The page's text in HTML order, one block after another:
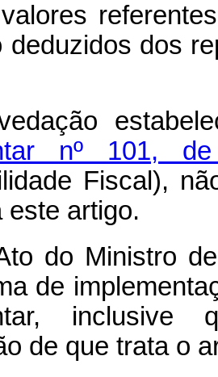
deduzidos dos
nº 101,
Fiscal),
este artigo.
do Ministro
de
de que trata o